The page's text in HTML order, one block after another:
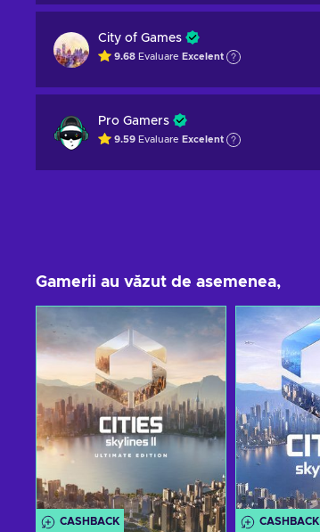
City of Games
9.68 Evaluare Excelent
Pro Gamers
9.59 Evaluare Excelent
Gamerii au văzut de asemenea,
CASHBACK CASHBACK